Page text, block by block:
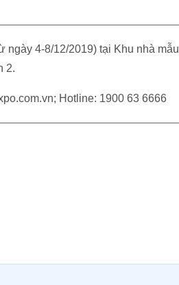
4-8/12/2019) tại Khu nhà mẫu
2.
Hotline: 1900 63 6666